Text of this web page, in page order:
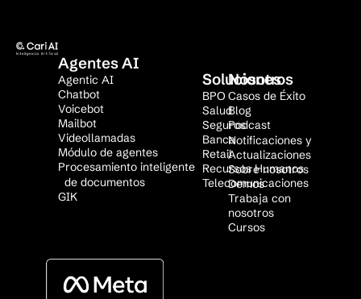
Agentes AI
Agentic AI
Chatbot
Voicebot
Mailbot
Videollamadas
Módulo de agentes
Procesamiento inteligente
de documentos
GIK
Soluciones
BPO
Salud
Seguros
Banca
Retail
Recursos Humanos
Telecomunicaciones
Nosotros
Casos de Éxito
Blog
Podcast
Notificaciones y
Actualizaciones
Sobre nosotros
Demos
Trabaja con
nosotros
Cursos